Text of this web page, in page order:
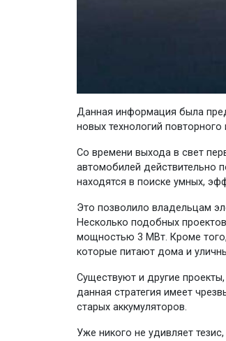
Данная информация была
новых технологий
Со времени выхода в свет
автомобилей действительно
находятся в поиске умных,
Это позволило владельцам
Несколько подобных
мощностью 3 МВт. Кроме того,
которые питают дома и
Существуют и другие
данная стратегия имеет
старых аккумуляторов.
Уже никого не удивляет